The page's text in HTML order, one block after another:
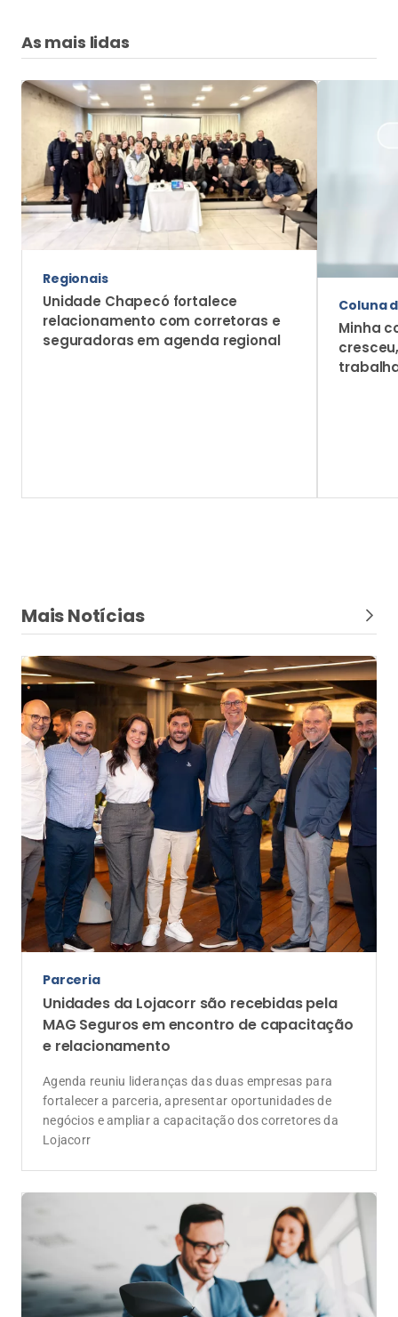
As mais lidas
Regionais
Unidade Chapecó fortalece
relacionamento com corretoras e
seguradoras em agenda regional
Coluna
Minha
Mais Notícias
Parceria
Unidades da Lojacorr são recebidas pela
MAG Seguros em encontro de capacitação
e relacionamento
Agenda reuniu lideranças das duas empresas para
fortalecer a parceria, apresentar oportunidades de
negócios e ampliar a capacitação dos corretores da
Lojacorr